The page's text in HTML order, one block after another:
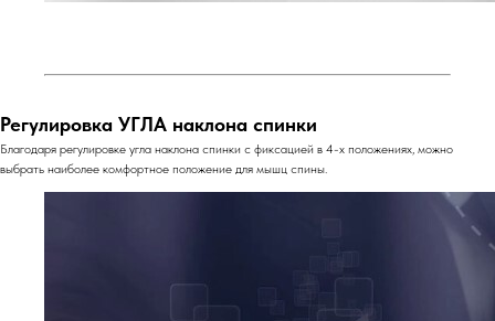
Регулировка УГЛА наклона спинки
Благодаря регулировке угла наклона спинки с фиксацией в 4-х положениях, можно
выбрать наиболее комфортное положение для мышц спины.